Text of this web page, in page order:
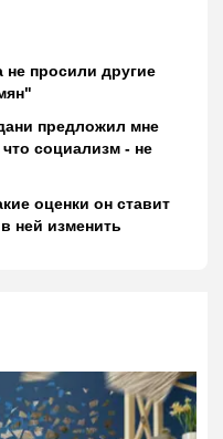
просили другие
предложил мне
социализм - не
оценки он ставит
ней изменить